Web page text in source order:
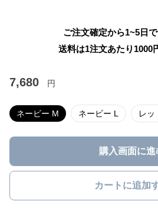
ご注文確定から1~5日
送料は1注文あたり 1000
7,680 円
ネービー M ネービー L レッ
購入画面に進
カートに追加